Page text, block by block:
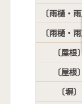
〔雨樋・雨
〔雨樋・雨
〔屋根
〔屋根〕
〔塀〕